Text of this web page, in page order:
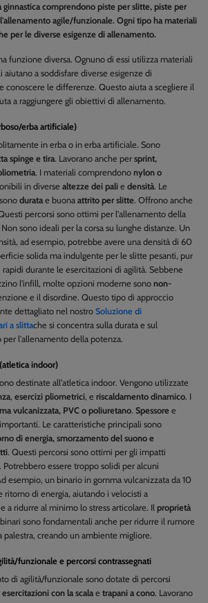
comprendono piste per slitte, piste per
agile/funzionale. Ogni tipo ha materiali
per le diverse esigenze di allenamento.
funzione diversa. Ognuno di essi utilizza materiali
a soddisfare diverse esigenze di
conoscere le differenze. Questo aiuta a scegliere il
a raggiungere gli obiettivi di allenamento.
erba artificiale)
in erba o in erba artificiale. Sono
spinge e tira. Lavorano anche per sprint,
. I materiali comprendono nylon o
in diverse altezze dei pali e densità. Le
durata e buona attrito per slitte. Offrono anche
percorsi sono ottimi per l'allenamento della
sono ideali per la corsa su lunghe distanze. Un
ad esempio, potrebbe avere una densità di 60
solida ma indulgente per le slitte pesanti, pur
durante le esercitazioni di agilità. Sebbene
l'infill, molte opzioni moderne sono non-
e il disordine. Questo tipo di approccio
dettagliato nel nostro Soluzione di
a slittache si concentra sulla durata e sul
l'allenamento della potenza.
indoor)
destinate all'atletica indoor. Vengono utilizzate
, esercizi pliometrici, e riscaldamento dinamico. I
vulcanizzata, PVC o poliuretano. Spessore e
Le caratteristiche principali sono
di energia, smorzamento del suono e
. Questi percorsi sono ottimi per gli impatti
essere troppo solidi per alcuni
esempio, un binario in gomma vulcanizzata da 10
ritorno di energia, aiutando i velocisti a
a ridurre al minimo lo stress articolare. Il proprietà
sono fondamentali anche per ridurre il rumore
palestra, creando un ambiente migliore.
funzionale e percorsi contrassegnati
di agilità/funzionale sono dotate di percorsi
esercitazioni con la scala e trapani a cono. Lavorano